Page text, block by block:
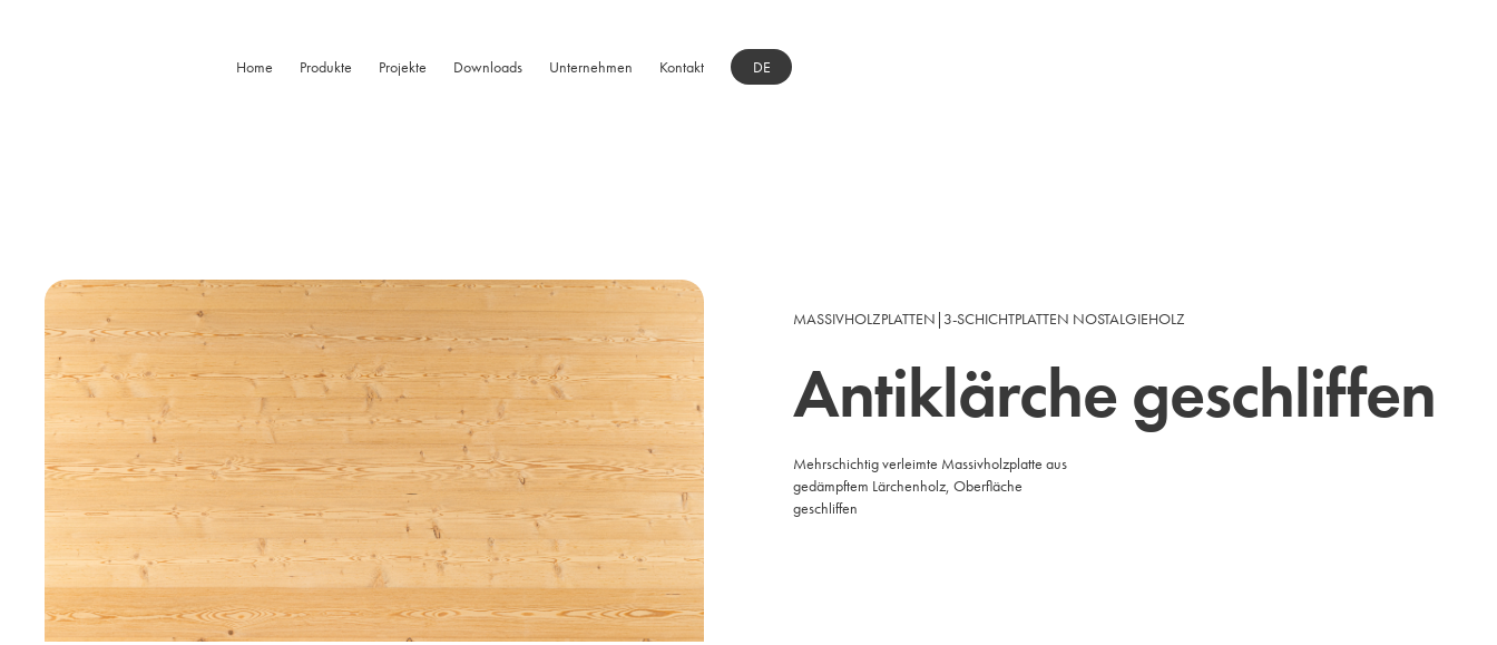
Home Produkte Projekte Downloads Unternehmen Kontakt DE
MASSIVHOLZPLATTEN | 3-SCHICHTPLATTEN NOSTALGIEHOLZ
Antiklärche geschliffen
Mehrschichtig verleimte Massivholzplatte aus
gedämpftem Lärchenholz, Oberfläche
geschliffen